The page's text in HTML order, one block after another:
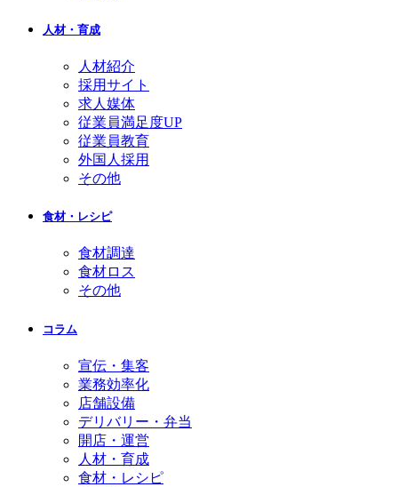
人材・育成
人材紹介
採用サイト
求人媒体
従業員満足度UP
従業員教育
外国人採用
その他
食材・レシピ
食材調達
食材ロス
その他
コラム
宣伝・集客
業務効率化
店舗設備
デリバリー・弁当
開店・運営
人材・育成
食材・レシピ